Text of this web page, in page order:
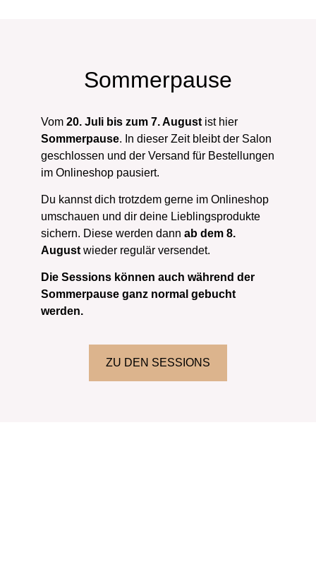
Sommerpause
Vom 20. Juli bis zum 7. August ist hier
Sommerpause. In dieser Zeit bleibt der Salon
geschlossen und der Versand für Bestellungen
im Onlineshop pausiert.
Du kannst dich trotzdem gerne im Onlineshop
umschauen und dir deine Lieblingsprodukte
sichern. Diese werden dann ab dem 8.
August wieder regulär versendet.
Die Sessions können auch während der
Sommerpause ganz normal gebucht
werden.
ZU DEN SESSIONS